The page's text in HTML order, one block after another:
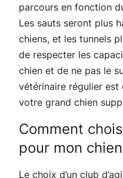
parcours en fonction
Les sauts seront plus
chiens, et les tunnels
de respecter les
chien et de ne pas le
vétérinaire régulier est
votre grand chien
Comment
pour mon
Le choix d’un club